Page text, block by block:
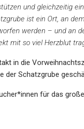
und gleichzeitig
ist ein Ort, an
werden – und an
mit so viel Herzblut
in die
der Schatzgrube
für das